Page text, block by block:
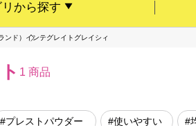
から探す
ンド） インテグレイトグレイシィ
1 商品
#プレストパウダー #使いやすい #